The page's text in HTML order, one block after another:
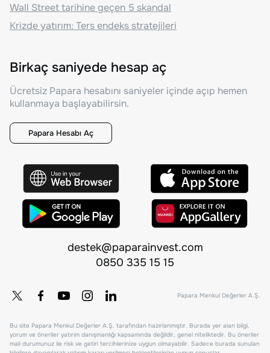
Wall Street tarihine geçen 5 skandal
Krizde yatırım: Ters endeks stratejileri
Birkaç saniyede hesap aç
Ücretsiz Papara hesabını saniyeler içinde açıp hemen
kullanmaya başlayabilirsin.
Papara Hesabı Aç
destek@paparainvest.com
0850 335 15 15
Papara Menkul Değerler A.Ş.
Bu site Papara Menkul Değerler A.Ş. tarafından hazırlanmıştır. Burada yer alan bilgi,
yorum ve öneriler yatırım danışmanlığı kapsamında değildir, genel niteliktedir. Bu öneriler
mali durumunuz ile risk ve getiri tercihlerinize uygun olmayabilir. Sadece burada sunulan